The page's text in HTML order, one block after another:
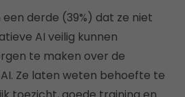
derde (39%) dat ze niet
AI veilig kunnen
te maken over de
Ze laten weten behoefte te